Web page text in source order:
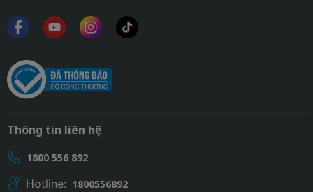
Thông tin liên hệ
1800 556 892
Hotline: 1800556892